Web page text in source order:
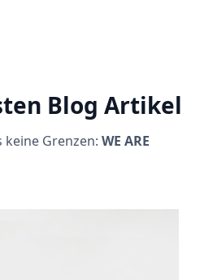
Blog Artikel
Grenzen: WE ARE